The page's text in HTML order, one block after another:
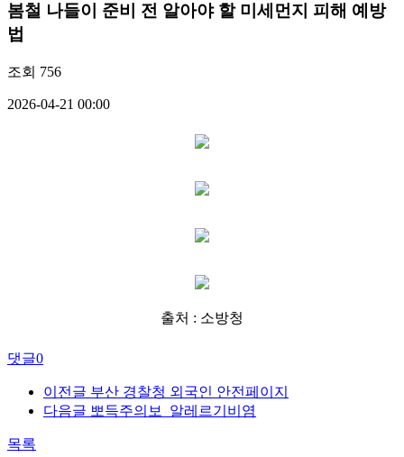
봄철 나들이 준비 전 알아야 할 미세먼지 피해 예방
법
조회 756
2026-04-21 00:00
출처 : 소방청
댓글0
이전글 부산 경찰청 외국인 안전페이지
다음글 뽀득주의보_알레르기비염
목록